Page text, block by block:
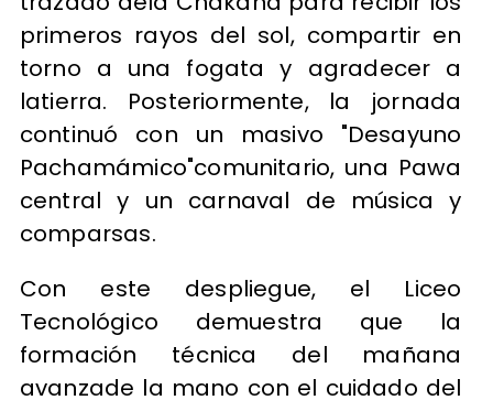
primeros rayos del sol, compartir en
torno a una fogata y agradecer a
latierra. Posteriormente, la jornada
continuó con un masivo "Desayuno
Pachamámico"comunitario, una Pawa
central y un carnaval de música y
comparsas.
Con este despliegue, el Liceo
Tecnológico demuestra que la
formación técnica del mañana
avanzade la mano con el cuidado del